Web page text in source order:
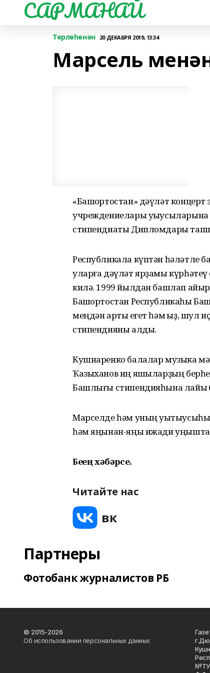
САРМАНАЙ
Төрлөһөнән 20 ДЕКАБРЯ 2019, 13:34
Марсель
«Башҡортостан» дәүләт
учреждениелары
стипендиаты Дипломдары
Республикала күптән һәләтле
уларға дәүләт ярҙамы
килә. 1999 йылдан башлап
Башҡортостан Республикаһы
меңдән артыҡ егет һәм ҡыҙ, шул
стипендияны алды.
Кушнаренко балалар музыка
Ҡазыханов иң яҡшыларҙың
Башлығы стипендияһына лайыҡ
Марселде һәм уның уҡытыусыһы
һәм яңынан-яңы ижади
Беҙҙең хәбәрсе.
Читайте нас
Партнеры
Фотобанк журналистов РБ
© 2015-2026
Об использовании персональных данных
№ТУ